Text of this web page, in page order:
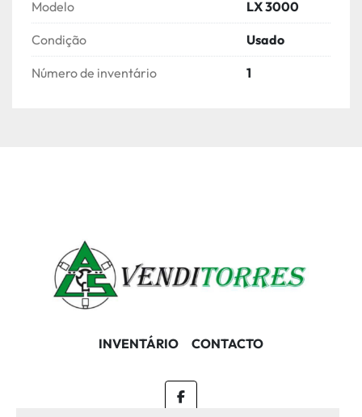
Modelo LX 3000
Condição Usado
Número de inventário 1
INVENTÁRIO CONTACTO
facebook